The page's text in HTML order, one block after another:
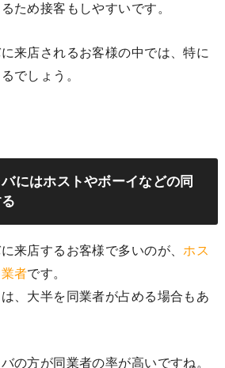
ため接客もしやすいです。
来店されるお客様の中では、特に
でしょう。
にはホストやボーイなどの同
来店するお客様で多いのが、 ホス
者です。
、大半を同業者が占める場合もあ
の方が同業者の率が高いですね。